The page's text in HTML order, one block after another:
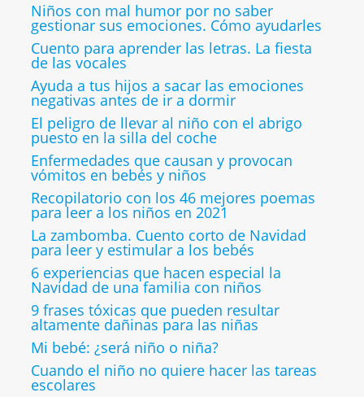
Niños con mal humor por no saber
gestionar sus emociones. Cómo ayudarles
Cuento para aprender las letras. La fiesta
de las vocales
Ayuda a tus hijos a sacar las emociones
negativas antes de ir a dormir
El peligro de llevar al niño con el abrigo
puesto en la silla del coche
Enfermedades que causan y provocan
vómitos en bebés y niños
Recopilatorio con los 46 mejores poemas
para leer a los niños en 2021
La zambomba. Cuento corto de Navidad
para leer y estimular a los bebés
6 experiencias que hacen especial la
Navidad de una familia con niños
9 frases tóxicas que pueden resultar
altamente dañinas para las niñas
Mi bebé: ¿será niño o niña?
Cuando el niño no quiere hacer las tareas
escolares